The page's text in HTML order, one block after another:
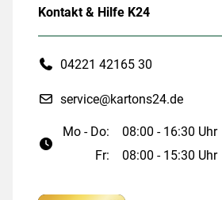
Kontakt & Hilfe K24
04221 42165 30
service@kartons24.de
Mo - Do:
08:00 - 16:30 Uhr
Fr:
08:00 - 15:30 Uhr